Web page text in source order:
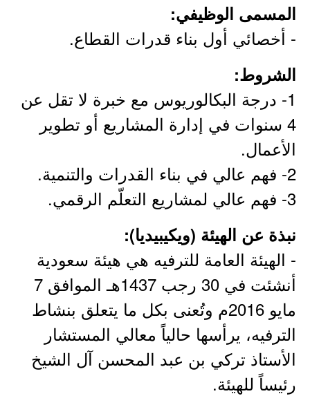
المسمى الوظيفي:
- أخصائي أول بناء قدرات القطاع.
الشروط:
1- درجة البكالوريوس مع خبرة لا تقل عن
4 سنوات في إدارة المشاريع أو تطوير
الأعمال.
2- فهم عالي في بناء القدرات والتنمية.
3- فهم عالي لمشاريع التعلّم الرقمي.
نبذة عن الهيئة (ويكيبيديا):
- الهيئة العامة للترفيه هي هيئة سعودية
أنشئت في 30 رجب 1437هـ الموافق 7
مايو 2016م وتُعنى بكل ما يتعلق بنشاط
الترفيه، يرأسها حالياً معالي المستشار
الأستاذ تركي بن عبد المحسن آل الشيخ
رئيساً للهيئة.